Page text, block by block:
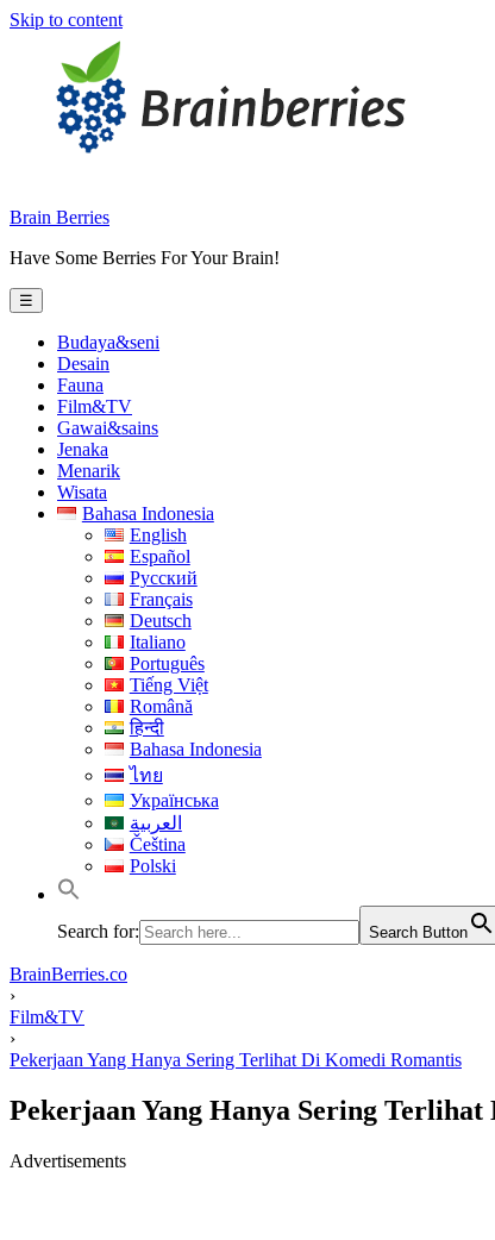
Skip to content
Brain Berries
Have Some Berries For Your Brain!
☰
Budaya&seni
Desain
Fauna
Film&TV
Gawai&sains
Jenaka
Menarik
Wisata
Bahasa Indonesia
English
Español
Русский
Français
Deutsch
Italiano
Português
Tiếng Việt
Română
हिन्दी
Bahasa Indonesia
ไทย
Українська
العربية
Čeština
Polski
Search for: Search Button
BrainBerries.co
›
Film&TV
›
Pekerjaan Yang Hanya Sering Terlihat Di Komedi Romantis
Pekerjaan Yang Hanya Sering
Advertisements